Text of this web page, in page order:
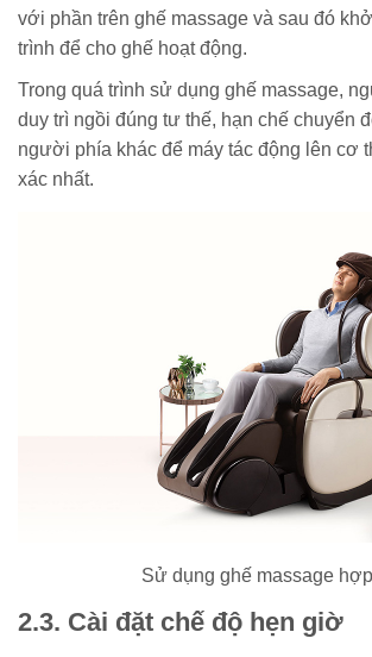
với phần trên ghế massage và sau đó
trình để cho ghế hoạt động.
Trong quá trình sử dụng ghế massage,
duy trì ngồi đúng tư thế, hạn chế chuyển
người phía khác để máy tác động lên cơ
xác nhất.
Sử dụng ghế massage
2.3. Cài đặt chế độ hẹn giờ